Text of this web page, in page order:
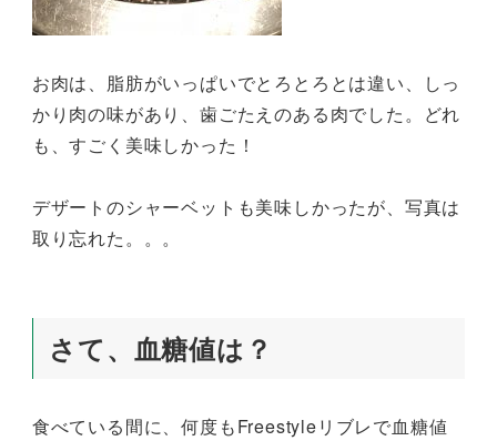
お肉は、脂肪がいっぱいでとろとろとは違い、しっ
かり肉の味があり、歯ごたえのある肉でした。どれ
も、すごく美味しかった！
デザートのシャーベットも美味しかったが、写真は
取り忘れた。。。
さて、血糖値は？
食べている間に、何度もFreestyleリブレで血糖値